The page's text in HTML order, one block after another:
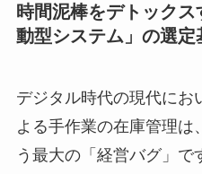
時間泥棒をデトック
動型システム」の選定
デジタル時代の現代にお
よる手作業の在庫管理は
う最大の「経営バグ」で